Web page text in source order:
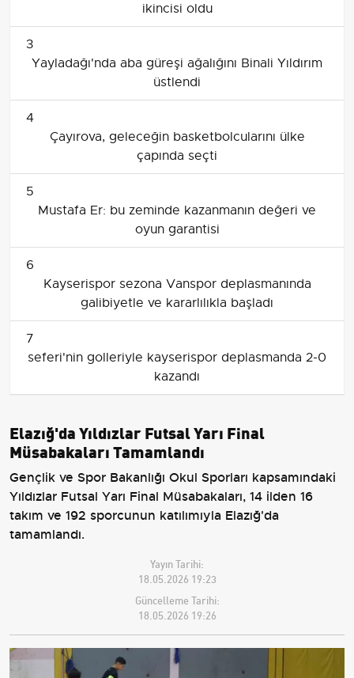
ikincisi oldu
3
Yayladağı'nda aba güreşi ağalığını Binali Yıldırım
üstlendi
4
Çayırova, geleceğin basketbolcularını ülke
çapında seçti
5
Mustafa Er: bu zeminde kazanmanın değeri ve
oyun garantisi
6
Kayserispor sezona Vanspor deplasmanında
galibiyetle ve kararlılıkla başladı
7
seferi'nin golleriyle kayserispor deplasmanda 2-0
kazandı
Elazığ'da Yıldızlar Futsal Yarı Final
Müsabakaları Tamamlandı
Gençlik ve Spor Bakanlığı Okul Sporları kapsamındaki
Yıldızlar Futsal Yarı Final Müsabakaları, 14 ilden 16
takım ve 192 sporcunun katılımıyla Elazığ'da
tamamlandı.
Yayın Tarihi:
18.05.2026 19:23
Güncelleme Tarihi:
18.05.2026 19:26